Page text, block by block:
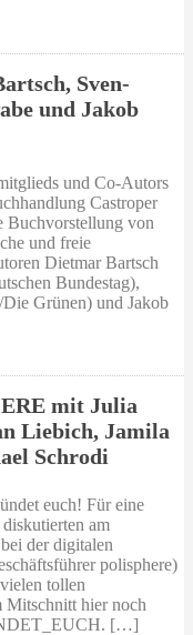
Sven-
und Jakob
und Co-Autors
Castroper
Buchvorstellung von
und freie
Dietmar Bartsch
Bundestag),
Grünen) und Jakob
mit Julia
Liebich, Jamila
Schrodi
euch! Für eine
am
der digitalen
polisphere)
tollen
Mitschnitt hier noch
[…]